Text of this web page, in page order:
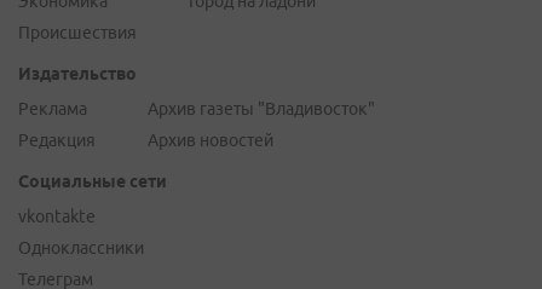
Происшествия
Издательство
Реклама
Редакция
Архив газеты "Владивосток"
Архив новостей
Социальные сети
vkontakte
Одноклассники
Телеграм